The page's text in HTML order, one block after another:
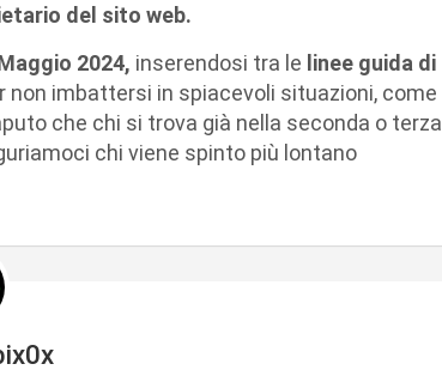
del sito web.
2024, inserendosi tra le linee guida di
non imbattersi in spiacevoli situazioni, come
che chi si trova già nella seconda o terza
chi viene spinto più lontano